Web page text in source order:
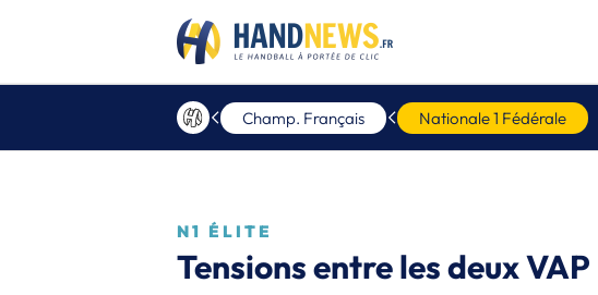
Champ. Français Nationale 1 Fédérale
N1 ÉLITE
Tensions entre les deux VAP